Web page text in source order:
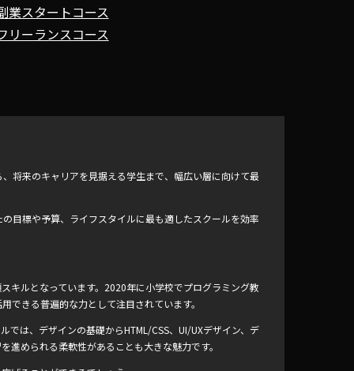
業スタートコース
リーランスコース
将来のキャリアを見据える学生まで、幅広い層に向けて最
目標や予算、ライフスタイルに最も適したスクールを効率
キルとなっています。2020年に小学校でプログラミング教
きる普遍的な力として注目されています。
は、デザインの基礎からHTML/CSS、UI/UXデザイン、デ
められる柔軟性があることも大きな魅力です。